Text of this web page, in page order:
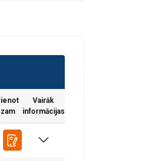
Vairāk
informācijas